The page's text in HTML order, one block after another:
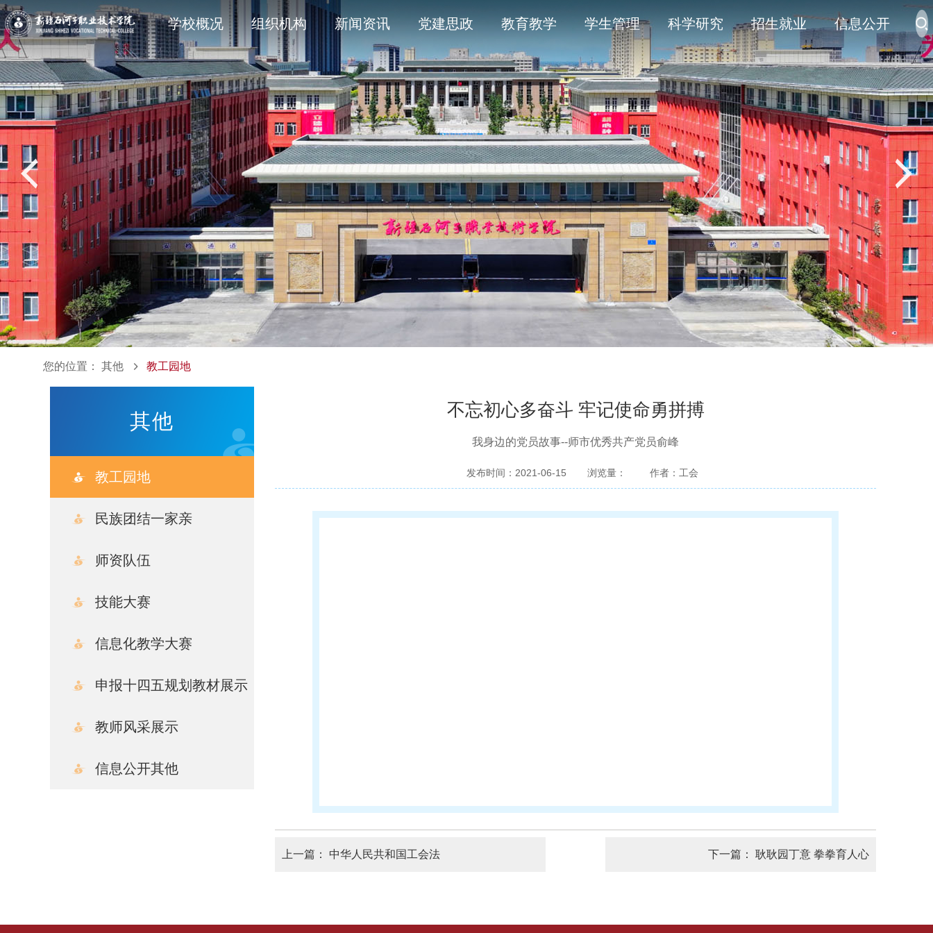
学校概况
学院简介 现任领导
校风校训
组织机构 新闻资讯
石职动态 院部风采
媒体关注 石职印象 平安校园
党建思政
党建专题 思政育人 教育教学
教学动态 双创教育 产教融合
语言文字建设
学生管理
学工处 共青团工作 科学研究
科研动态 创新服务平台
科协技术学会
招生就业
招生专题 就业专题 信息公开
信息公开法规与制度 主动公开清单目录
信息公开其它
您的位置：其他 教工园地
其他
教工园地
民族团结一家亲
文件学习
学院活动
师资队伍
技能大赛
信息化教学大赛
申报十四五规划教材展示
教师风采展示
信息公开其他
不忘初心多奋斗 牢记使命勇拼搏
我身边的党员故事--师市优秀共产党员俞峰
发布时间：2021-06-15 浏览量： 作者：工会
上一篇： 中华人民共和国工会法 下一篇： 耿耿园丁意 拳拳育人心